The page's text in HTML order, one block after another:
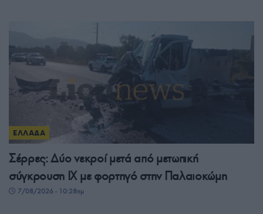
ΕΛΛΑΔΑ
Σέρρες: Δύο νεκροί μετά από μετωπική
σύγκρουση ΙΧ με φορτηγό στην Παλαιοκώμη
7/08/2026 - 10:28πμ